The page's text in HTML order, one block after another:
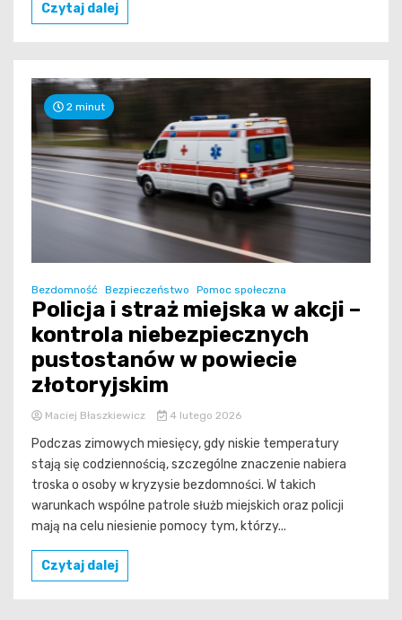
Czytaj dalej
2 minut
Bezdomność Bezpieczeństwo Pomoc społeczna
Policja i straż miejska w akcji –
kontrola niebezpiecznych
pustostanów w powiecie
złotoryjskim
Maciej Błaszkiewicz 4 lutego 2026
Podczas zimowych miesięcy, gdy niskie temperatury
stają się codziennością, szczególne znaczenie nabiera
troska o osoby w kryzysie bezdomności. W takich
warunkach wspólne patrole służb miejskich oraz policji
mają na celu niesienie pomocy tym, którzy...
Czytaj dalej